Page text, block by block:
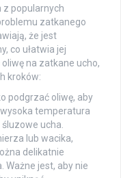
z popularnych
zatkanego
że jest
co ułatwia jej
na zatkane ucho,
kroków:
podgrzać oliwę, aby
wysoka temperatura
ucha.
lub wacika,
delikatnie
Ważne jest, aby nie